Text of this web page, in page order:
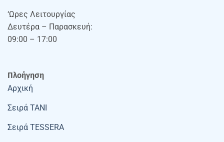
‘Ωρες Λειτουργίας
Δευτέρα – Παρασκευή:
09:00 – 17:00
Πλοήγηση
Αρχική
Σειρά TANI
Σειρά TESSERA